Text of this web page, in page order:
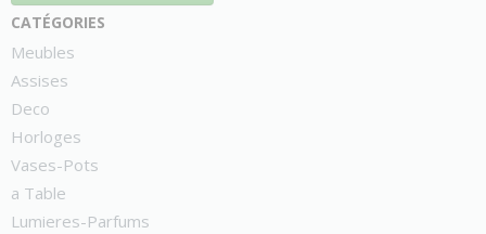
catégories
Meubles
Assises
Deco
Horloges
Vases-Pots
a Table
Lumieres-Parfums